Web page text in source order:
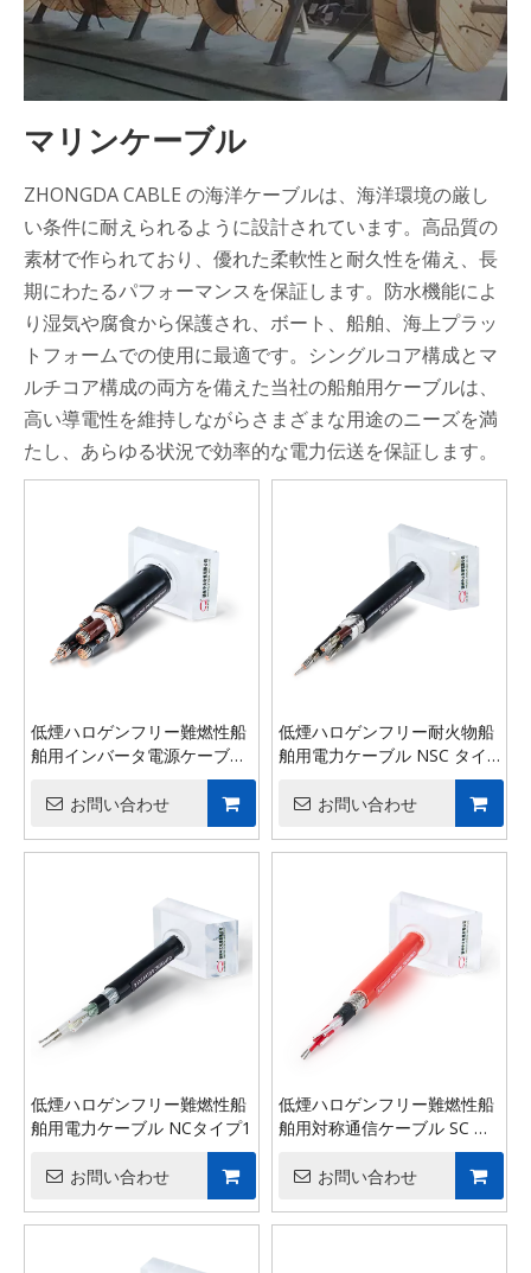
マリンケーブル
ZHONGDA CABLE の海洋ケーブルは、海洋環境の厳し
い条件に耐えられるように設計されています。高品質の
素材で作られており、優れた柔軟性と耐久性を備え、長
期にわたるパフォーマンスを保証します。防水機能によ
り湿気や腐食から保護され、ボート、船舶、海上プラッ
トフォームでの使用に最適です。シングルコア構成とマ
ルチコア構成の両方を備えた当社の船舶用ケーブルは、
高い導電性を維持しながらさまざまな用途のニーズを満
たし、あらゆる状況で効率的な電力伝送を保証します。
低煙ハロゲンフリー難燃性船
舶用インバータ電源ケーブル
お問い合わせ
低煙ハロゲンフリー耐火物船
舶用電力ケーブル NSC タイ
お問い合わせ
低煙ハロゲンフリー難燃性船
舶用電力ケーブル NCタイプ1
お問い合わせ
低煙ハロゲンフリー難燃性船
舶用対称通信ケーブル SC タ
お問い合わせ